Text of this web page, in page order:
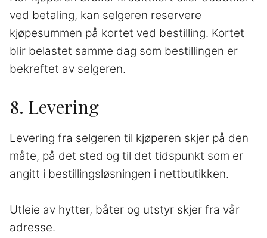
ved betaling, kan selgeren reservere
kjøpesummen på kortet ved bestilling. Kortet
blir belastet samme dag som bestillingen er
bekreftet av selgeren.
8. Levering
Levering fra selgeren til kjøperen skjer på den
måte, på det sted og til det tidspunkt som er
angitt i bestillingsløsningen i nettbutikken.
Utleie av hytter, båter og utstyr skjer fra vår
adresse.